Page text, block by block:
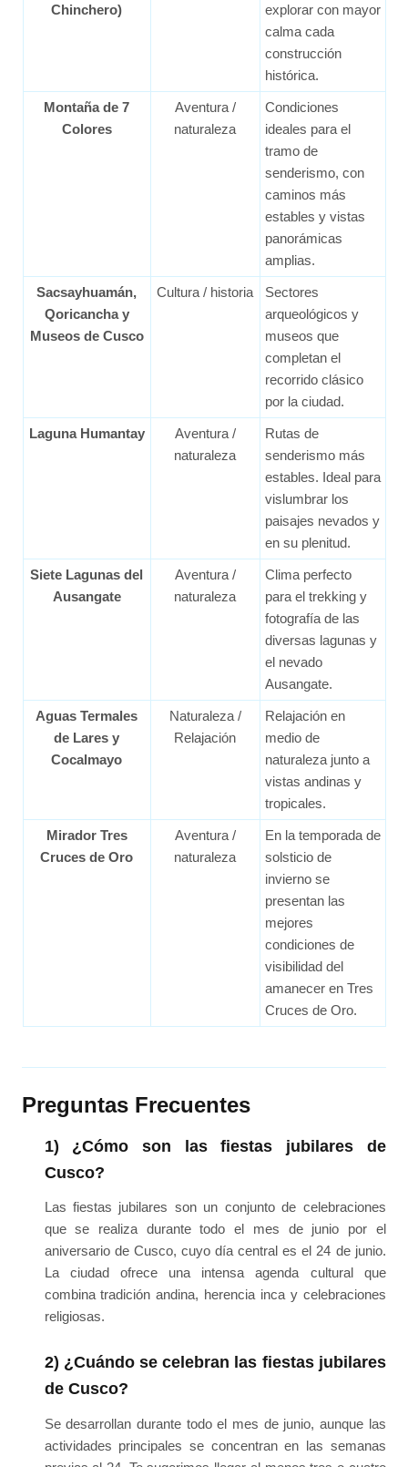
Chinchero)
explorar con mayor
calma cada
construcción
histórica.
Montaña de 7
Colores
Aventura /
naturaleza
Condiciones
ideales para el
tramo de
senderismo, con
caminos más
estables y vistas
panorámicas
amplias.
Sacsayhuamán,
Qoricancha y
Museos de Cusco
Cultura / historia
Sectores
arqueológicos y
museos que
completan el
recorrido clásico
por la ciudad.
Laguna Humantay
Aventura /
naturaleza
Rutas de
senderismo más
estables. Ideal para
vislumbrar los
paisajes nevados y
en su plenitud.
Siete Lagunas del
Ausangate
Aventura /
naturaleza
Clima perfecto
para el trekking y
fotografía de las
diversas lagunas y
el nevado
Ausangate.
Aguas Termales
de Lares y
Cocalmayo
Naturaleza /
Relajación
Relajación en
medio de
naturaleza junto a
vistas andinas y
tropicales.
Mirador Tres
Cruces de Oro
Aventura /
naturaleza
En la temporada de
solsticio de
invierno se
presentan las
mejores
condiciones de
visibilidad del
amanecer en Tres
Cruces de Oro.
Preguntas Frecuentes
1) ¿Cómo son las fiestas jubilares de
Cusco?
Las fiestas jubilares son un conjunto de celebraciones
que se realiza durante todo el mes de junio por el
aniversario de Cusco, cuyo día central es el 24 de junio.
La ciudad ofrece una intensa agenda cultural que
combina tradición andina, herencia inca y celebraciones
religiosas.
2) ¿Cuándo se celebran las fiestas jubilares
de Cusco?
Se desarrollan durante todo el mes de junio, aunque las
actividades principales se concentran en las semanas